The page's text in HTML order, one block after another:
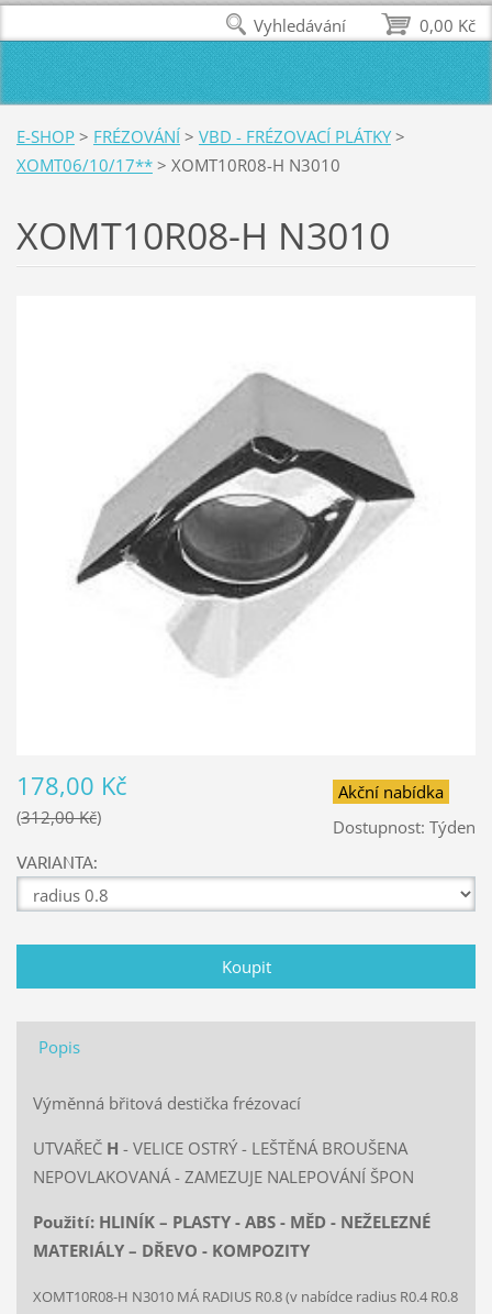
E-SHOP > FRÉZOVÁNÍ > VBD - FRÉZOVACÍ PLÁTKY >
XOMT06/10/17** > XOMT10R08-H N3010
XOMT10R08-H N3010
Akční nabídka
Dostupnost: Týden
178,00 Kč
312,00 Kč
VARIANTA:
Popis
Výměnná břitová destička frézovací
UTVAŘEČ H - VELICE OSTRÝ - LEŠTĚNÁ BROUŠENA
NEPOVLAKOVANÁ - ZAMEZUJE NALEPOVÁNÍ ŠPON
Použití: HLINÍK – PLASTY - ABS - MĚD - NEŽELEZNÉ
MATERIÁLY – DŘEVO - KOMPOZITY
XOMT10R08-H N3010 MÁ RADIUS R0.8 (v nabídce radius R0.4 R0.8
0,00 Kč
Vyhledávání